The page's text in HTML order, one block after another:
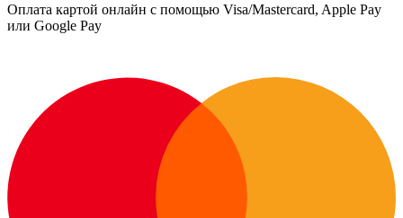
Оплата картой онлайн с помощью Visa/Mastercard, Apple Pay
или Google Pay